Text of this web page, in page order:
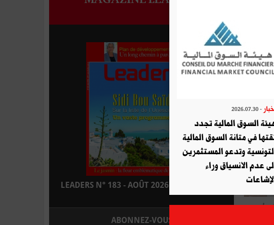
أن
LEADERS N° 183 - AOÛT 2026 : EN KIOSQUE
ABONNEZ-VOUS
- 2026.07.30
السوق المالية تجدد
في متانة السوق المالية
وتدعو المستثمرين
عدم الانسياق وراء